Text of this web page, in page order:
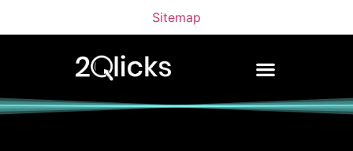
Sitemap